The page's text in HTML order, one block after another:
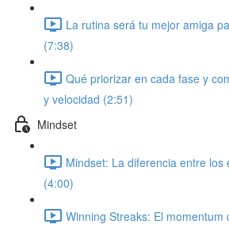
La rutina será tu mejor amiga
(7:38)
Qué priorizar en cada fase y
y velocidad (2:51)
Mindset
Mindset: La diferencia entre los
(4:00)
Winning Streaks: El